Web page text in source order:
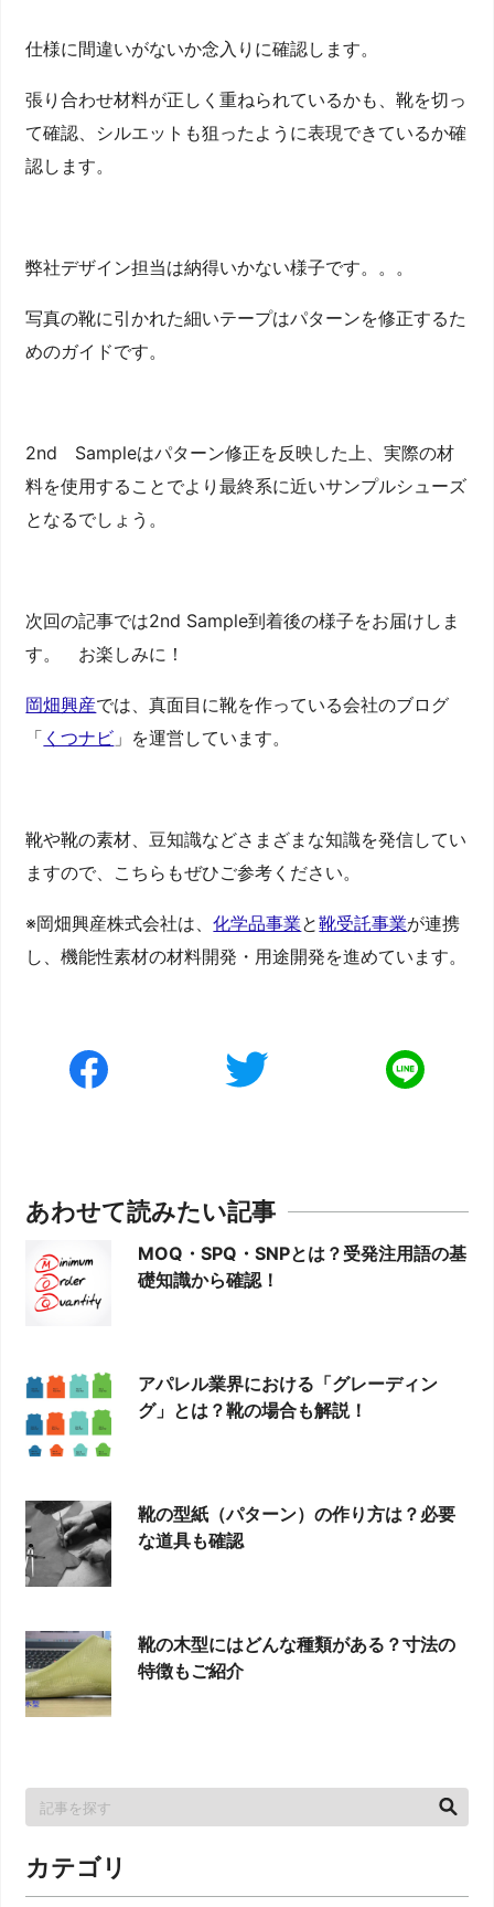
仕様に間違いがないか念入りに確認します。
張り合わせ材料が正しく重ねられているかも、靴を切っ
て確認、シルエットも狙ったように表現できているか確
認します。
弊社デザイン担当は納得いかない様子です。。。
写真の靴に引かれた細いテープはパターンを修正するた
めのガイドです。
2nd Sampleはパターン修正を反映した上、実際の材
料を使用することでより最終系に近いサンプルシューズ
となるでしょう。
次回の記事では2nd Sample到着後の様子をお届けしま
す。 お楽しみに！
岡畑興産では、真面目に靴を作っている会社のブログ
「 くつナビ 」を運営しています。
靴や靴の素材、豆知識などさまざまな知識を発信してい
ますので、こちらもぜひご参考ください。
※岡畑興産株式会社は、化学品事業と靴受託事業が連携
し、機能性素材の材料開発・用途開発を進めています。
あわせて読みたい記事
MOQ・SPQ・SNPとは？受発注用語の基
礎知識から確認！
アパレル業界における「グレーディン
グ」とは？靴の場合も解説！
靴の型紙（パターン）の作り方は？必要
な道具も確認
靴の木型にはどんな種類がある？寸法の
特徴もご紹介
カテゴリ